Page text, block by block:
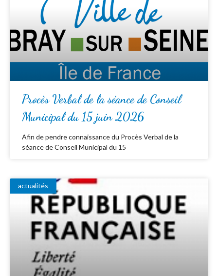
Procès Verbal de la séance de Conseil
Municipal du 15 juin 2026
Afin de pendre connaissance du Procès Verbal de la
séance de Conseil Municipal du 15
actualités